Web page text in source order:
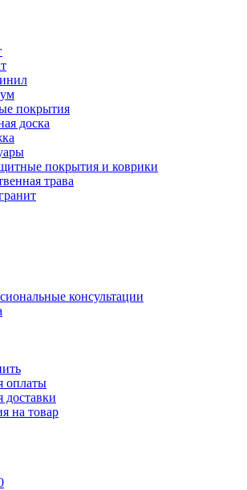
покрытия
доска
покрытия и коврики
трава
консультации
оплаты
доставки
на товар